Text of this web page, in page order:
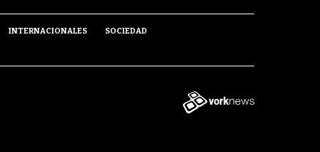
INTERNACIONALES SOCIEDAD